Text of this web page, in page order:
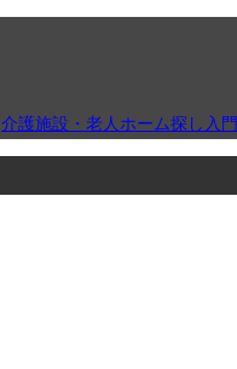
介護施設・老人ホーム探し入門